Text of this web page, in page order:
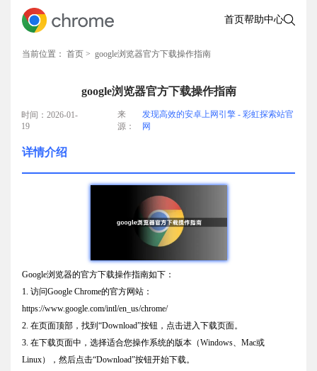
首页帮助中心
当前位置： 首页 > google浏览器官方下载操作指南
google浏览器官方下载操作指南
时间：2026-01-
19
来
源：
发现高效的安卓上网引擎 - 彩虹探索站官
网
详情介绍
Google浏览器的官方下载操作指南如下：
1. 访问Google Chrome的官方网站：
https://www.google.com/intl/en_us/chrome/
2. 在页面顶部，找到“Download”按钮，点击进入下载页面。
3. 在下载页面中，选择适合您操作系统的版本（Windows、Mac或
Linux），然后点击“Download”按钮开始下载。